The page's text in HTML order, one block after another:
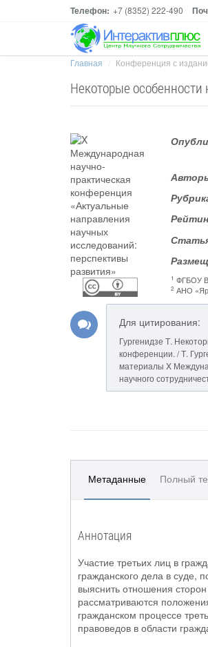
Телефон: +7 (8352) 222-490
Главная Конференция с
Некоторые
1 ФГБОУ
2 АНО
Для цитирования:
Гургенидзе Т.
конференции. / Т.
материалы X
научного
Метаданные Полный
Аннотация
Участие третьих лиц в
гражданского дела в суде,
выяснить отношения
рассматриваются
гражданском процессе
правоведов в области